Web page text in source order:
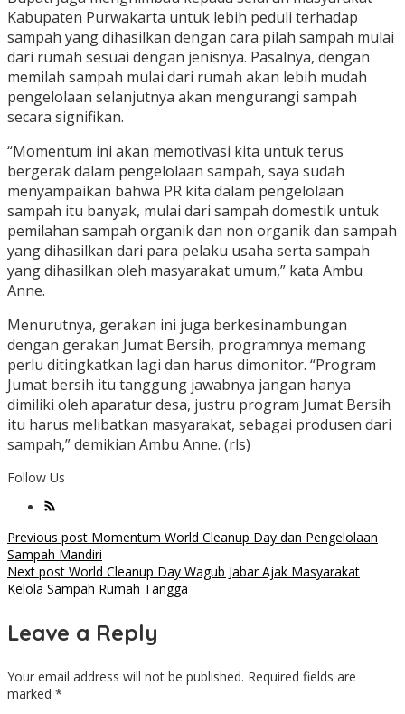
Kabupaten Purwakarta untuk lebih peduli terhadap
sampah yang dihasilkan dengan cara pilah sampah mulai
dari rumah sesuai dengan jenisnya. Pasalnya, dengan
memilah sampah mulai dari rumah akan lebih mudah
pengelolaan selanjutnya akan mengurangi sampah
secara signifikan.
“Momentum ini akan memotivasi kita untuk terus
bergerak dalam pengelolaan sampah, saya sudah
menyampaikan bahwa PR kita dalam pengelolaan
sampah itu banyak, mulai dari sampah domestik untuk
pemilahan sampah organik dan non organik dan sampah
yang dihasilkan dari para pelaku usaha serta sampah
yang dihasilkan oleh masyarakat umum,” kata Ambu
Anne.
Menurutnya, gerakan ini juga berkesinambungan
dengan gerakan Jumat Bersih, programnya memang
perlu ditingkatkan lagi dan harus dimonitor. “Program
Jumat bersih itu tanggung jawabnya jangan hanya
dimiliki oleh aparatur desa, justru program Jumat Bersih
itu harus melibatkan masyarakat, sebagai produsen dari
sampah,” demikian Ambu Anne. (rls)
Follow Us
Post
navigation
Previous post Momentum World Cleanup Day dan Pengelolaan
Sampah Mandiri
Next post World Cleanup Day Wagub Jabar Ajak Masyarakat
Kelola Sampah Rumah Tangga
Leave a Reply
Your email address will not be published. Required fields are
marked *